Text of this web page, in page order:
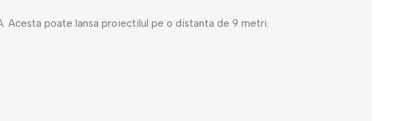
Acesta poate lansa proiectilul pe o distanta de 9 metri.